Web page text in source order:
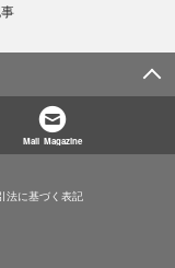
Mail Magazine
法に基づく表記